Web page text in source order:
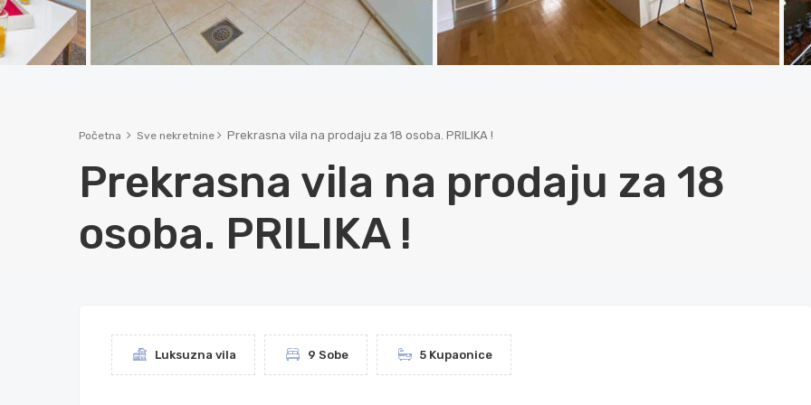
Početna Sve nekretnine Prekrasna vila na prodaju za 18 osoba. PRILIKA !
Prekrasna vila na prodaju za 18
osoba. PRILIKA !
Luksuzna vila 9 Sobe 5 Kupaonice